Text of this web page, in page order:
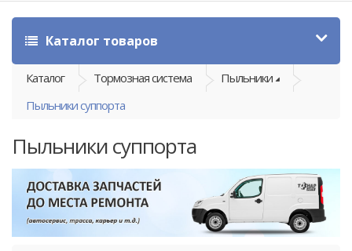
Каталог товаров
Каталог Тормозная система
Пыльники
Пыльники суппорта
Пыльники суппорта